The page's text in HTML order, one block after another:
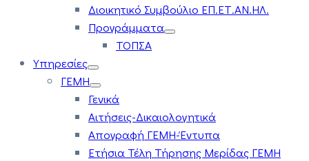
Διοικητικό Συμβούλιο ΕΠ.ΕΤ.ΑΝ.ΗΛ.
Προγράμματα
ΤΟΠΣΑ
Υπηρεσίες
ΓΕΜΗ
Γενικά
Αιτήσεις-Δικαιολογητικά
Απογραφή ΓΕΜΗ-Έντυπα
Ετήσια Τέλη Τήρησης Μερίδας ΓΕΜΗ